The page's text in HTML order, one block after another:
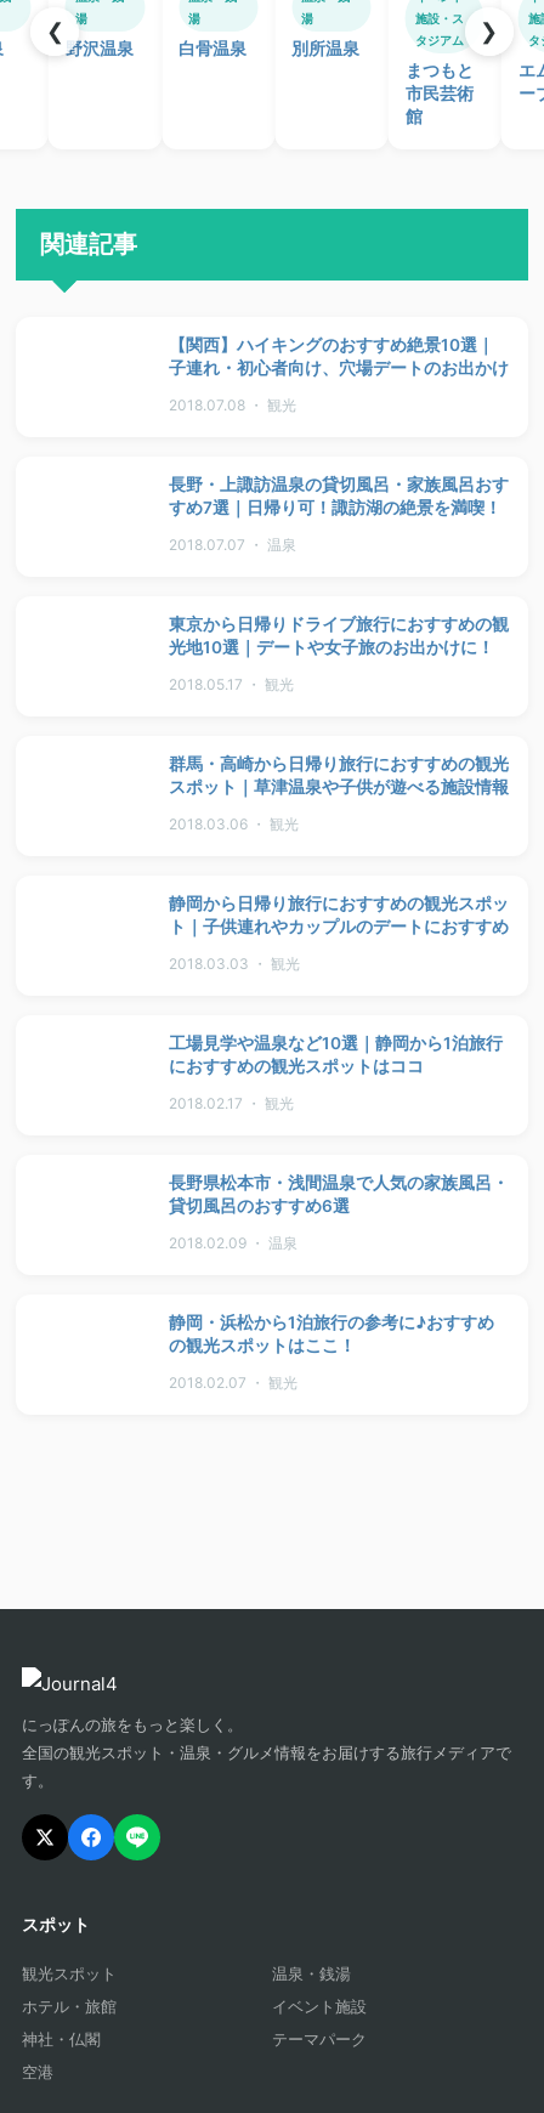
湯
野沢温泉
湯
白骨温泉
湯
別所温泉
施設・ス
タジアム
まつもと
市民芸術
館
施
タ
エ
ー
❮ ❯
関連記事
【関西】ハイキングのおすすめ絶景10選｜
子連れ・初心者向け、穴場デートのお出かけ
2018.07.08 ・ 観光
長野・上諏訪温泉の貸切風呂・家族風呂おす
すめ7選｜日帰り可！諏訪湖の絶景を満喫！
2018.07.07 ・ 温泉
東京から日帰りドライブ旅行におすすめの観
光地10選｜デートや女子旅のお出かけに！
2018.05.17 ・ 観光
群馬・高崎から日帰り旅行におすすめの観光
スポット｜草津温泉や子供が遊べる施設情報
2018.03.06 ・ 観光
静岡から日帰り旅行におすすめの観光スポッ
ト｜子供連れやカップルのデートにおすすめ
2018.03.03 ・ 観光
工場見学や温泉など10選｜静岡から1泊旅行
におすすめの観光スポットはココ
2018.02.17 ・ 観光
長野県松本市・浅間温泉で人気の家族風呂・
貸切風呂のおすすめ6選
2018.02.09 ・ 温泉
静岡・浜松から1泊旅行の参考に♪おすすめ
の観光スポットはここ！
2018.02.07 ・ 観光
にっぽんの旅をもっと楽しく。
全国の観光スポット・温泉・グルメ情報をお届けする旅行メディアで
す。
スポット
観光スポット
温泉・銭湯
ホテル・旅館
イベント施設
神社・仏閣
テーマパーク
空港